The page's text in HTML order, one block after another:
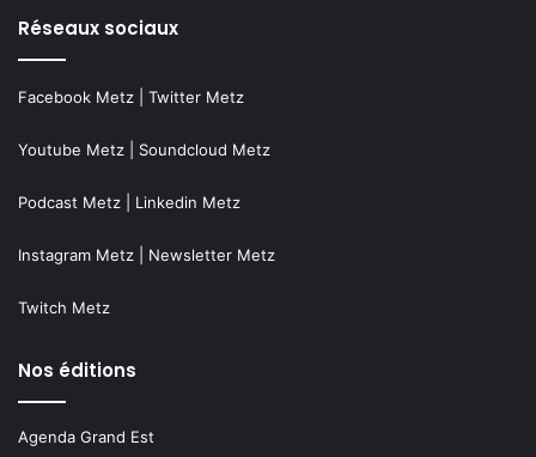
Réseaux sociaux
Facebook Metz Twitter Metz
Youtube Metz Soundcloud Metz
Podcast Metz Linkedin Metz
Instagram Metz Newsletter Metz
Twitch Metz
Nos éditions
Agenda Grand Est